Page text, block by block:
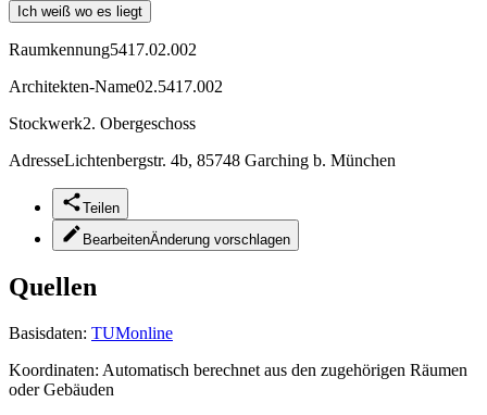
Ich weiß wo es liegt
Raumkennung5417.02.002
Architekten-Name02.5417.002
Stockwerk2. Obergeschoss
AdresseLichtenbergstr. 4b, 85748 Garching b. München
Teilen
BearbeitenÄnderung vorschlagen
Quellen
Basisdaten: TUMonline
Koordinaten: Automatisch berechnet aus den zugehörigen Räumen
oder Gebäuden